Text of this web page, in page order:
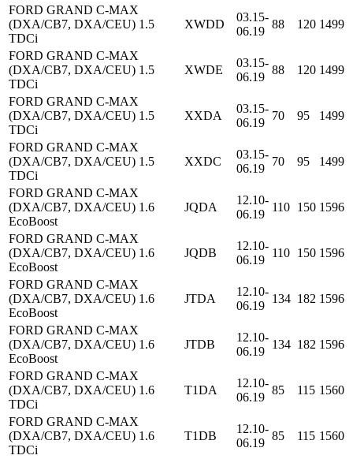
FORD GRAND C-MAX
(DXA/CB7, DXA/CEU) 1.5
TDCi
XWDD
03.15-
06.19
88 120 1499
FORD GRAND C-MAX
(DXA/CB7, DXA/CEU) 1.5
TDCi
XWDE
03.15-
06.19
88 120 1499
FORD GRAND C-MAX
(DXA/CB7, DXA/CEU) 1.5
TDCi
XXDA
03.15-
06.19
70 95 1499
FORD GRAND C-MAX
(DXA/CB7, DXA/CEU) 1.5
TDCi
XXDC
03.15-
06.19
70 95 1499
FORD GRAND C-MAX
(DXA/CB7, DXA/CEU) 1.6
EcoBoost
JQDA
12.10-
06.19
110 150 1596
FORD GRAND C-MAX
(DXA/CB7, DXA/CEU) 1.6
EcoBoost
JQDB
12.10-
06.19
110 150 1596
FORD GRAND C-MAX
(DXA/CB7, DXA/CEU) 1.6
EcoBoost
JTDA
12.10-
06.19
134 182 1596
FORD GRAND C-MAX
(DXA/CB7, DXA/CEU) 1.6
EcoBoost
JTDB
12.10-
06.19
134 182 1596
FORD GRAND C-MAX
(DXA/CB7, DXA/CEU) 1.6
TDCi
T1DA
12.10-
06.19
85 115 1560
FORD GRAND C-MAX
(DXA/CB7, DXA/CEU) 1.6
TDCi
T1DB
12.10-
06.19
85 115 1560